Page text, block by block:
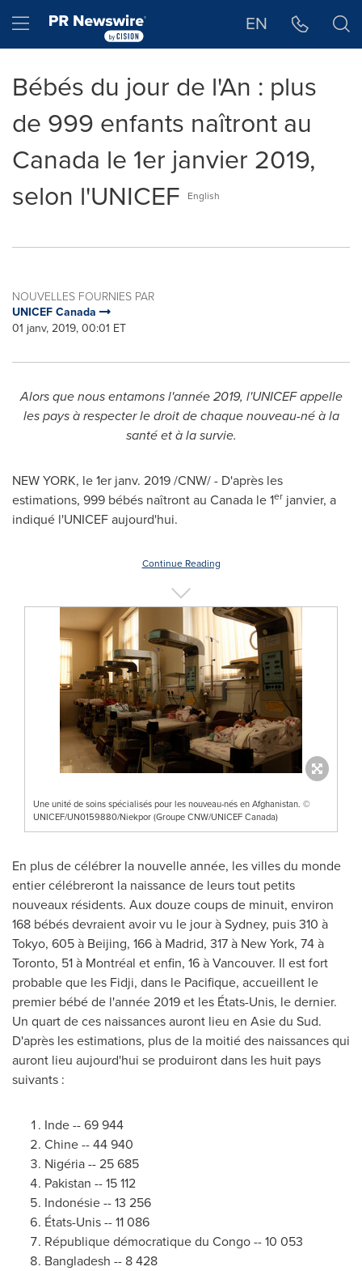
Hamburger menu EN
Bébés du jour de l'An : plus
de 999 enfants naîtront au
Canada le 1er janvier 2019,
selon l'UNICEF
English
NOUVELLES FOURNIES PAR
UNICEF Canada
01 janv, 2019, 00:01 ET
Alors que nous entamons l'année 2019, l'UNICEF appelle
les pays à respecter le droit de chaque nouveau-né à la
santé et à la survie.
NEW YORK, le 1er janv. 2019 /CNW/ - D'après les
estimations, 999 bébés naîtront au Canada le 1er janvier, a
indiqué l'UNICEF aujourd'hui.
Continue Reading
Une unité de soins spécialisés pour les nouveau-nés en Afghanistan. ©
UNICEF/UN0159880/Niekpor (Groupe CNW/UNICEF Canada)
En plus de célébrer la nouvelle année, les villes du monde
entier célébreront la naissance de leurs tout petits
nouveaux résidents. Aux douze coups de minuit, environ
168 bébés devraient avoir vu le jour àSydney, puis 310 à
Tokyo, 605 à Beijing, 166 à Madrid, 317 à New York, 74 à
Toronto, 51 à Montréal et enfin, 16 àVancouver. Il est fort
probable que les Fidji, dans le Pacifique, accueillent le
premier bébé de l'année 2019 et les États-Unis, le dernier.
Un quart de ces naissances auront lieu en Asie du Sud.
D'après les estimations, plus de la moitié des naissances qui
auront lieu aujourd'hui se produiront dans les huit pays
suivants :
Inde -- 69 944
Chine -- 44 940
Nigéria -- 25 685
Pakistan -- 15 112
Indonésie -- 13 256
États-Unis -- 11 086
République démocratique du Congo -- 10 053
Bangladesh -- 8 428